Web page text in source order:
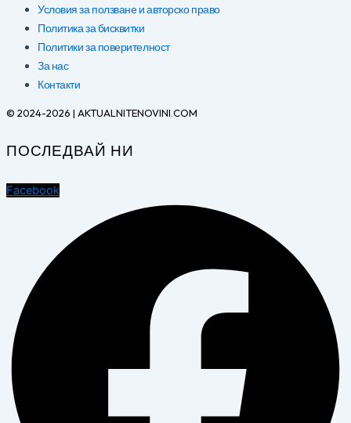
Условия за ползване и авторско право
Политика за бисквитки
Политики за поверителност
За нас
Контакти
© 2024-2026 | AKTUALNITENOVINI.COM
ПОСЛЕДВАЙ НИ
Facebook